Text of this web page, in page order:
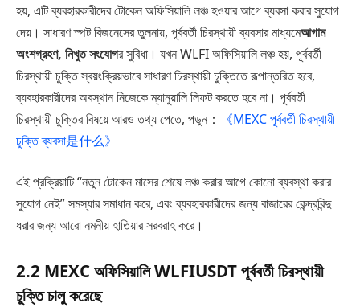
হয়, এটি ব্যবহারকারীদের টোকেন অফিসিয়ালি লঞ্চ হওয়ার আগে ব্যবসা করার সুযোগ
দেয়। সাধারণ স্পট বিজনেসের তুলনায়, পূর্ববর্তী চিরস্থায়ী ব্যবসার মাধ্যমেআগাম
অংশগ্রহণ, নিখুত সংযোগর সুবিধা। যখন WLFI অফিসিয়ালি লঞ্চ হয়, পূর্ববর্তী
চিরস্থায়ী চুক্তি স্বয়ংক্রিয়ভাবে সাধারণ চিরস্থায়ী চুক্তিতে রূপান্তরিত হবে,
ব্যবহারকারীদের অবস্থান নিজেকে ম্যানুয়ালি লিফট করতে হবে না। পূর্ববর্তী
চিরস্থায়ী চুক্তির বিষয়ে আরও তথ্য পেতে, পড়ুন：
《MEXC পূর্ববর্তী চিরস্থায়ী
চুক্তি ব্যবসা是什么》
এই প্রক্রিয়াটি “নতুন টোকেন মাসের শেষে লঞ্চ করার আগে কোনো ব্যবস্থা করার
সুযোগ নেই” সমস্যার সমাধান করে, এবং ব্যবহারকারীদের জন্য বাজারের কেন্দ্রবিন্দু
ধরার জন্য আরো নমনীয় হাতিয়ার সরবরাহ করে।
2.2 MEXC অফিসিয়ালি WLFIUSDT পূর্ববর্তী চিরস্থায়ী
চুক্তি চালু করেছে